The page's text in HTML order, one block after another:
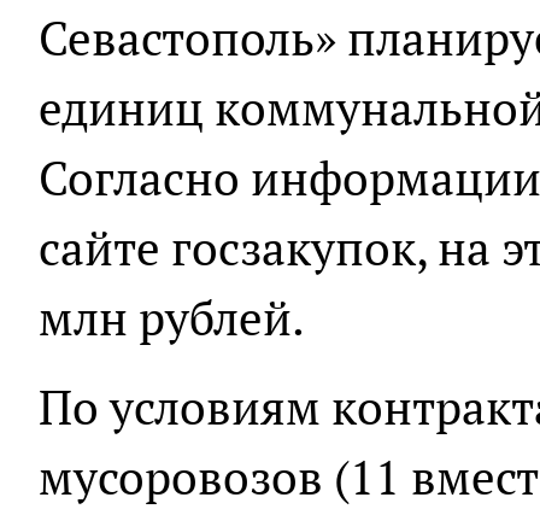
Севастополь»
единиц
Согласно
сайте госзакупок, на
млн рублей.
По условиям
мусоровозов (11